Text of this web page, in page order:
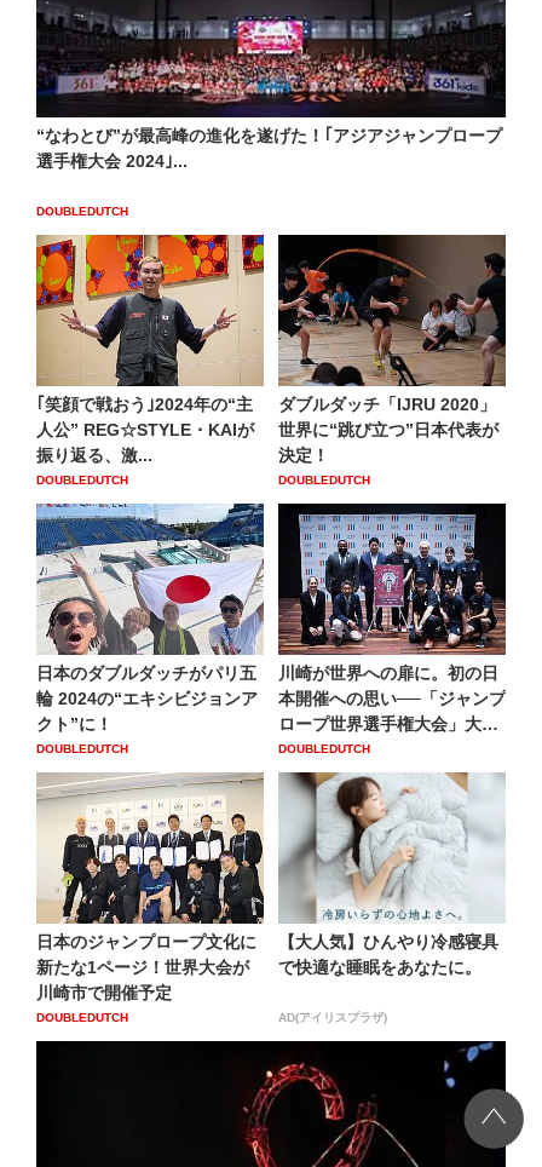
“なわとび”が最高峰の進化を遂げた！｢アジアジャンプロープ
選手権大会 2024｣...
DOUBLEDUTCH
｢笑顔で戦おう｣2024年の“主
人公” REG☆STYLE・KAIが
振り返る、激...
DOUBLEDUTCH
ダブルダッチ「IJRU 2020」
世界に“跳び立つ”日本代表が
決定！
DOUBLEDUTCH
日本のダブルダッチがパリ五
輪 2024の“エキシビジョンア
クト”に！
DOUBLEDUTCH
川崎が世界への扉に。初の日
本開催への思い──「ジャンプ
ロープ世界選手権大会」大
会...
DOUBLEDUTCH
日本のジャンプロープ文化に
新たな1ページ！世界大会が
川崎市で開催予定
DOUBLEDUTCH
【大人気】ひんやり冷感寝具
で快適な睡眠をあなたに。
AD(アイリスプラザ)